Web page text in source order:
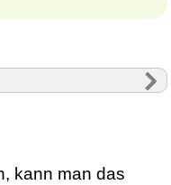
kann man das